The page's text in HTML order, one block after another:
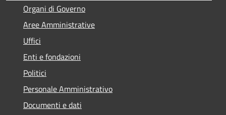
Organi di Governo
Aree Amministrative
Uffici
Enti e fondazioni
Politici
Personale Amministrativo
Documenti e dati